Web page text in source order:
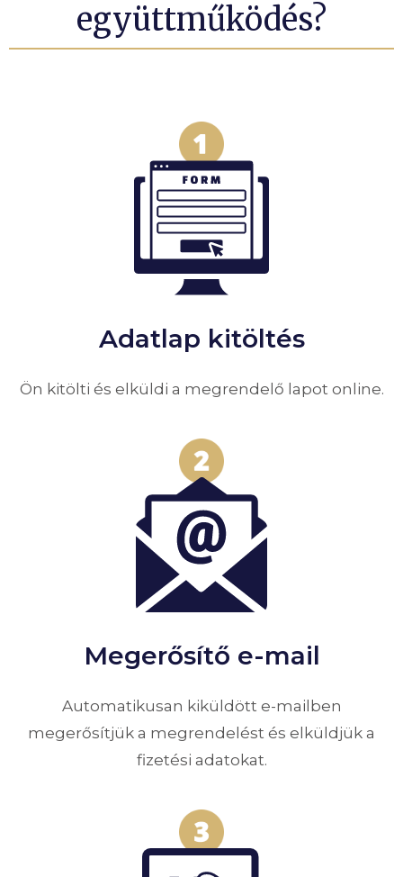
együttműködés?
Adatlap kitöltés
Ön kitölti és elküldi a megrendelő lapot online.
Megerősítő e-mail
Automatikusan kiküldött e-mailben
megerősítjük a megrendelést és elküldjük a
fizetési adatokat.